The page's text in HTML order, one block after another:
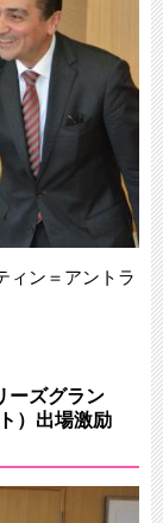
ン＝アントラ
ーズグラン
）出場激励